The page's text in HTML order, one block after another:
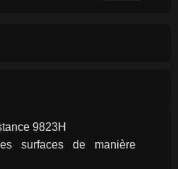
9823H
surfaces de manière